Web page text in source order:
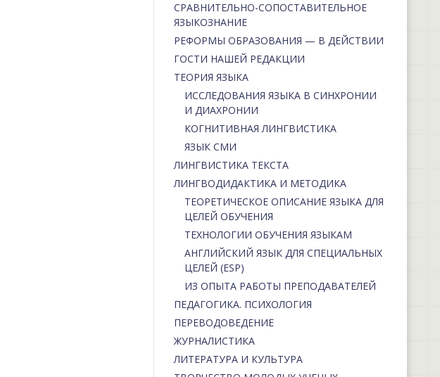
СРАВНИТЕЛЬНО-СОПОСТАВИТЕЛЬНОЕ
ЯЗЫКОЗНАНИЕ
РЕФОРМЫ ОБРАЗОВАНИЯ — В ДЕЙСТВИИ
ГОСТИ НАШЕЙ РЕДАКЦИИ
ТЕОРИЯ ЯЗЫКА
ИССЛЕДОВАНИЯ ЯЗЫКА В СИНХРОНИИ
И ДИАХРОНИИ
КОГНИТИВНАЯ ЛИНГВИСТИКА
ЯЗЫК СМИ
ЛИНГВИСТИКА ТЕКСТА
ЛИНГВОДИДАКТИКА И МЕТОДИКА
ТЕОРЕТИЧЕСКОЕ ОПИСАНИЕ ЯЗЫКА ДЛЯ
ЦЕЛЕЙ ОБУЧЕНИЯ
ТЕХНОЛОГИИ ОБУЧЕНИЯ ЯЗЫКАМ
АНГЛИЙСКИЙ ЯЗЫК ДЛЯ СПЕЦИАЛЬНЫХ
ЦЕЛЕЙ (ESP)
ИЗ ОПЫТА РАБОТЫ ПРЕПОДАВАТЕЛЕЙ
ПЕДАГОГИКА. ПСИХОЛОГИЯ
ПЕРЕВОДОВЕДЕНИЕ
ЖУРНАЛИСТИКА
ЛИТЕРАТУРА И КУЛЬТУРА